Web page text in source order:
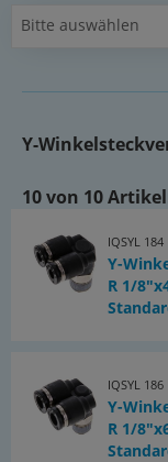
uns verwendet
•lieferbar mit
Dokumente:
Katalogseite
von IQS-
(PDF)
Bitte auswählen
Y-
10 von 10
IQSYL 184
Y-
R 1/
IQSYL 186
Y-
R 1/